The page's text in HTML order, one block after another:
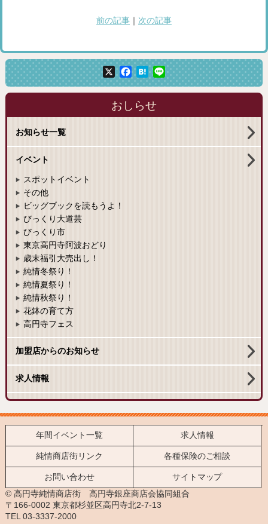
前の記事 ｜ 次の記事
X Facebook
Hatena
Line
おしらせ
お知らせ一覧
イベント
スポットイベント
その他
ビッグブックを読もうよ！
びっくり大道芸
びっくり市
東京高円寺阿波おどり
歳末福引大売出し！
純情冬祭り！
純情夏祭り！
純情秋祭り！
花鉢の育て方
高円寺フェス
加盟店からのお知らせ
求人情報
年間イベント一覧 求人情報
純情商店街リンク 各種保険のご相談
お問い合わせ
サイトマップ
© 高円寺純情商店街 高円寺銀座商店会協同組合
〒166-0002 東京都杉並区高円寺北2-7-13
TEL 03-3337-2000